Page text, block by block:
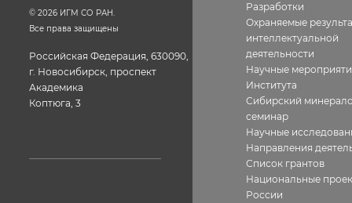
© 2026 ИГМ СО РАН.
Все права защищены
Российская Федерация, 630090,
г. Новосибирск, проспект
Академика
Коптюга, 3
Разработки
Охраняемые
интеллектуальной
деятельности
Научные
Института
Сибирский
семинар
Научные
Направления
Список грантов
Национальные
России